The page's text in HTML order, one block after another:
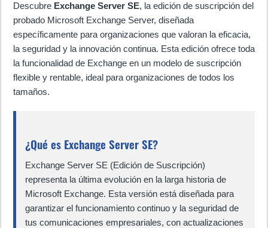
Descubre Exchange Server SE, la edición de suscripción del
probado Microsoft Exchange Server, diseñada
específicamente para organizaciones que valoran la eficacia,
la seguridad y la innovación continua. Esta edición ofrece toda
la funcionalidad de Exchange en un modelo de suscripción
flexible y rentable, ideal para organizaciones de todos los
tamaños.
¿Qué es Exchange Server SE?
Exchange Server SE (Edición de Suscripción)
representa la última evolución en la larga historia de
Microsoft Exchange. Esta versión está diseñada para
garantizar el funcionamiento continuo y la seguridad de
tus comunicaciones empresariales, con actualizaciones